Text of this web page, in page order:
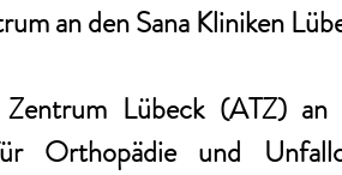
an den Sana Kliniken
Lübeck (ATZ)
Orthopädie und